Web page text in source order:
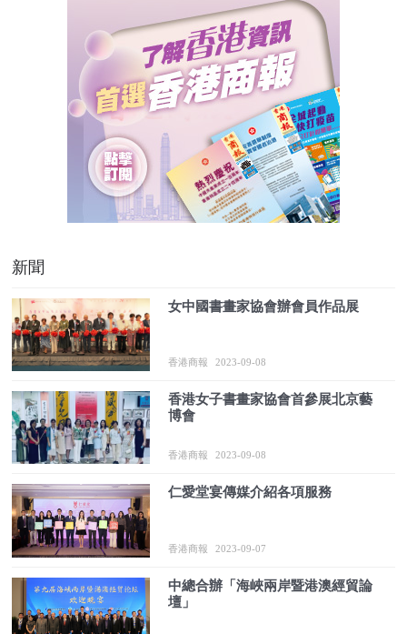
新聞
女中國書畫家協會辦會員作品展
香港商報 2023-09-08
香港女子書畫家協會首參展北京藝
博會
香港商報 2023-09-08
仁愛堂宴傳媒介紹各項服務
香港商報 2023-09-07
中總合辦「海峽兩岸暨港澳經貿論
壇」